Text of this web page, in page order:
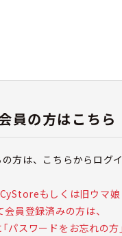
員の方はこちら
方は、こちらからログ
もしくは旧ウマ娘
員登録済みの方は、
パスワードをお忘れの方